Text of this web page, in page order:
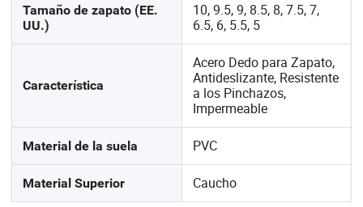
Tamaño de zapato (EE.
UU.)
10, 9.5, 9, 8.5, 8, 7.5, 7,
6.5, 6, 5.5, 5
Característica
Acero Dedo para Zapato,
Antideslizante, Resistente
a los Pinchazos,
Impermeable
Material de la suela PVC
Material Superior Caucho